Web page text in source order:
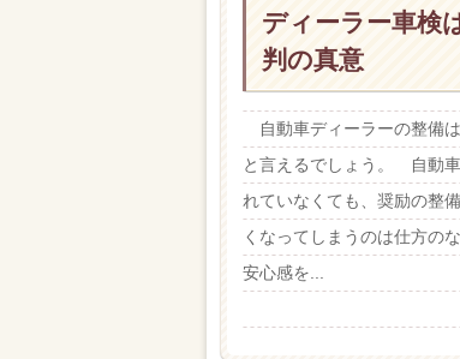
ディーラー車検
判の真意
自動車ディーラーの整
と言えるでしょう。 自動
れていなくても、奨励の整
くなってしまうのは仕方の
安心感を...